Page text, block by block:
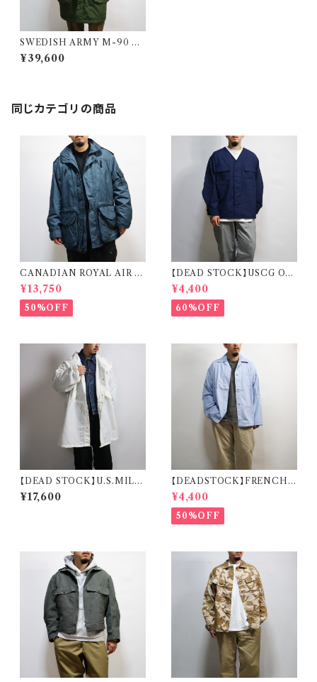
SWEDISH ARMY M-90 PA
RKA LATE MODEL スウェー
デン軍 M90 パーカー 後期
¥39,600
同じカテゴリの商品
CANADIAN ROYAL AIR F
ORCE COLD & WET WEA
THER PARKA カナディアンゴ
アテックス カナダ軍 ロイヤルエ
アフォース
¥13,750
50%OFF
【DEAD STOCK】USCG OD
U SHIRT REMAKE CARDI
GAN 米国沿岸警備隊 オペレー
ションジャケット リメイク カーデ
ィガン
¥4,400
60%OFF
【DEAD STOCK】U.S.MILIT
ARY SNOW CAMO PARKA
米軍 スノーカモ パーカー デッド
¥17,600
【DEADSTOCK】FRENCH
MILITARY SLEEPING SHI
RT フランス軍 スリーピングシャ
ツ デッドストック
¥4,400
50%OFF